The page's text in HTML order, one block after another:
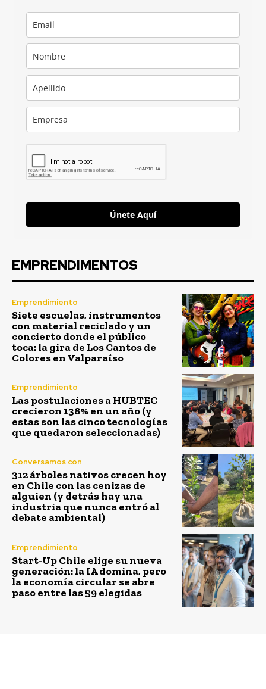
Únete Aquí
EMPRENDIMENTOS
Emprendimiento
Siete escuelas, instrumentos
con material reciclado y un
concierto donde el público
toca: la gira de Los Cantos de
Colores en Valparaíso
Emprendimiento
Las postulaciones a HUBTEC
crecieron 138% en un año (y
estas son las cinco tecnologías
que quedaron seleccionadas)
Conversamos con
312 árboles nativos crecen hoy
en Chile con las cenizas de
alguien (y detrás hay una
industria que nunca entró al
debate ambiental)
Emprendimiento
Start-Up Chile elige su nueva
generación: la IA domina, pero
la economía circular se abre
paso entre las 59 elegidas